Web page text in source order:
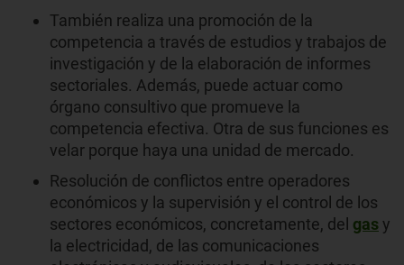
También realiza una promoción de la
competencia a través de estudios y trabajos de
investigación y de la elaboración de informes
sectoriales. Además, puede actuar como
órgano consultivo que promueve la
competencia efectiva. Otra de sus funciones es
velar porque haya una unidad de mercado.
Resolución de conflictos entre operadores
económicos y la supervisión y el control de los
sectores económicos, concretamente, del gasy
la electricidad, de las comunicaciones